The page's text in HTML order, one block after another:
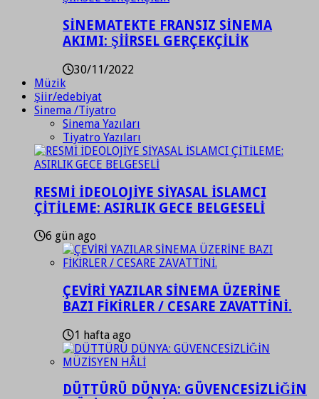
SİNEMATEKTE FRANSIZ SİNEMA
AKIMI: ŞİİRSEL GERÇEKÇİLİK
30/11/2022
Müzik
Şiir/edebiyat
Sinema /Tiyatro
Sinema Yazıları
Tiyatro Yazıları
RESMİ İDEOLOJİYE SİYASAL İSLAMCI
ÇİTİLEME: ASIRLIK GECE BELGESELİ
6 gün ago
ÇEVİRİ YAZILAR SİNEMA ÜZERİNE
BAZI FİKİRLER / CESARE ZAVATTİNİ.
1 hafta ago
DÜTTÜRÜ DÜNYA: GÜVENCESİZLİĞİN